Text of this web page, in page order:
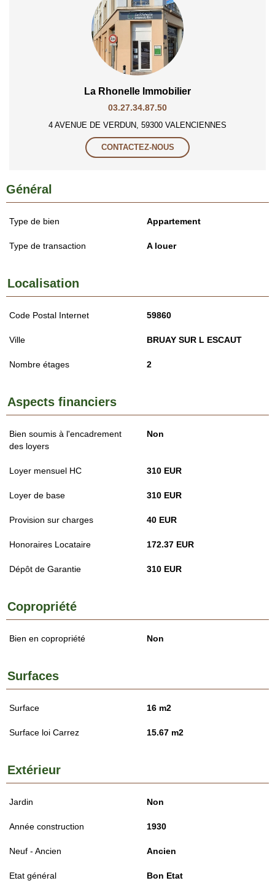
La Rhonelle Immobilier
03.27.34.87.50
4 AVENUE DE VERDUN, 59300 VALENCIENNES
CONTACTEZ-NOUS
Général
Type de bien Appartement
Type de transaction A louer
Localisation
Code Postal Internet 59860
Ville BRUAY SUR L ESCAUT
Nombre étages 2
Aspects financiers
Bien soumis à l'encadrement
des loyers
Non
Loyer mensuel HC 310 EUR
Loyer de base 310 EUR
Provision sur charges 40 EUR
Honoraires Locataire 172.37 EUR
Dépôt de Garantie 310 EUR
Copropriété
Bien en copropriété Non
Surfaces
Surface 16 m2
Surface loi Carrez 15.67 m2
Extérieur
Jardin Non
Année construction 1930
Neuf - Ancien Ancien
Etat général Bon Etat